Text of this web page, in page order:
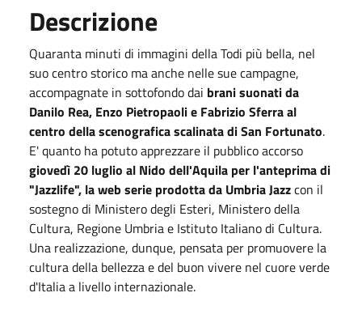
Descrizione
Quaranta minuti di immagini della Todi più bella, nel
suo centro storico ma anche nelle sue campagne,
accompagnate in sottofondo dai brani suonati da
Danilo Rea, Enzo Pietropaoli e Fabrizio Sferra al
centro della scenografica scalinata di San Fortunato.
E' quanto ha potuto apprezzare il pubblico accorso
giovedì 20 luglio al Nido dell'Aquila per l'anteprima di
"Jazzlife", la web serie prodotta da Umbria Jazzcon il
sostegno di Ministero degli Esteri, Ministero della
Cultura, Regione Umbria e Istituto Italiano di Cultura.
Una realizzazione, dunque, pensata per promuovere la
cultura della bellezza e del buon vivere nel cuore verde
d'Italia a livello internazionale.